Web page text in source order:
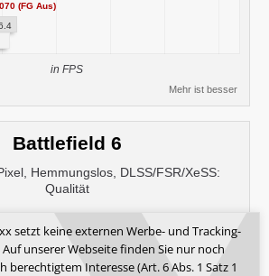
(FG Aus)
in FPS
Mehr ist besser
Battlefield 6
Hemmungslos, DLSS/FSR/XeSS:
Qualität
(2x FG)
196.4
setzt keine externen Werbe- und Tracking-
Auf unserer Webseite finden Sie nur noch
berechtigtem Interesse (Art. 6 Abs. 1 Satz 1